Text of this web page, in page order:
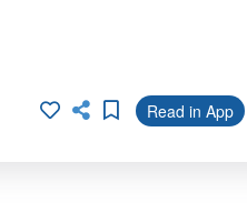
Read in App